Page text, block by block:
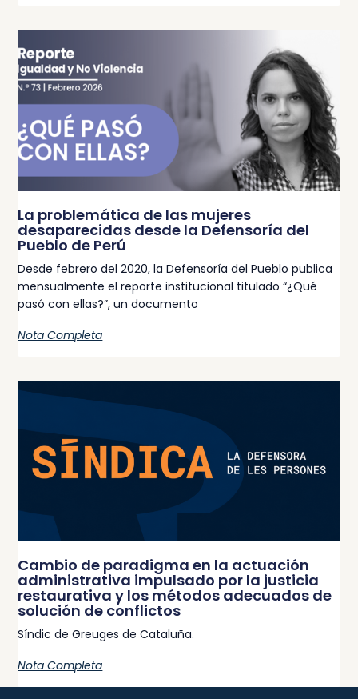
La problemática de las mujeres
desaparecidas desde la Defensoría del
Pueblo de Perú
Desde febrero del 2020, la Defensoría del Pueblo publica
mensualmente el reporte institucional titulado “¿Qué
pasó con ellas?”, un documento
Nota Completa
Cambio de paradigma en la actuación
administrativa impulsado por la justicia
restaurativa y los métodos adecuados de
solución de conflictos
Síndic de Greuges de Cataluña.
Nota Completa